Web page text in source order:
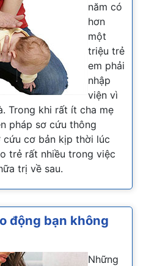
năm có
hơn
một
triệu trẻ
em phải
nhập
viện vì
Trong khi rất ít cha mẹ
pháp sơ cứu thông
cứu cơ bản kịp thời lúc
trẻ rất nhiều trong việc
trị về sau.
động bạn không
Những